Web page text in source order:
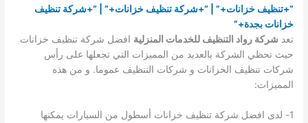
“+تنظيف خزانات+” | “+شركة تنظيف خزانات+” | “+شركة تنظيف
خزانات بجدة+”
تعد شركة رواد التنظيف للخدمات المنزلية افضل شركة تنظيف خزانات
حيث تحظي الشركة بالعديد من المميزات التي تجعلها على رأس
شركات تنظيف الخزانات و شركات التنظيف عموما. و من هذه
المميزات:
1- لدى افضل شركة تنظيف خزانات أسطول من السيارات يمكنها